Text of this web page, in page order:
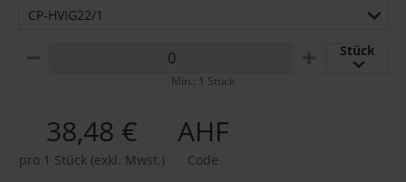
CP-HVIG22/1
MINUS PLUS
Stück
Min.: 1 Stück
38,48 €
pro 1 Stück (exkl. Mwst.)
AHF
Code